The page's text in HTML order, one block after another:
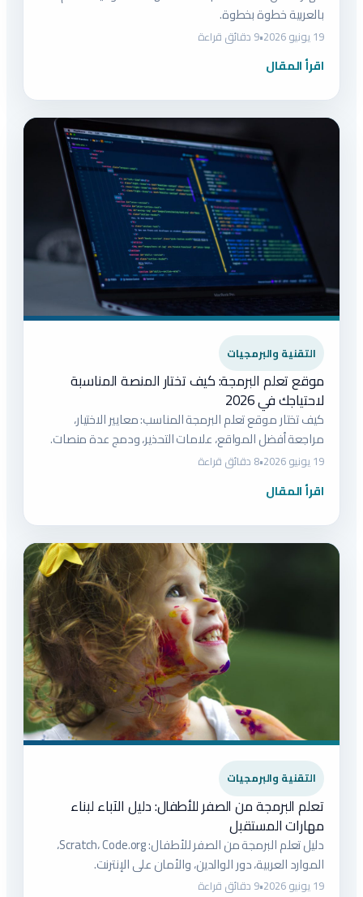
بالعربية خطوة بخطوة.
19 يونيو 2026 •9 دقائق قراءة
اقرأ المقال
التقنية والبرمجيات
موقع تعلم البرمجة: كيف تختار المنصة المناسبة
لاحتياجك في 2026
كيف تختار موقع تعلم البرمجة المناسب: معايير الاختيار،
مراجعة أفضل المواقع، علامات التحذير، ودمج عدة منصات.
19 يونيو 2026 •8 دقائق قراءة
اقرأ المقال
التقنية والبرمجيات
تعلم البرمجة من الصفر للأطفال: دليل الآباء لبناء
مهارات المستقبل
دليل تعلم البرمجة من الصفر للأطفال: Scratch، Code.org،
الموارد العربية، دور الوالدين، والأمان على الإنترنت.
19 يونيو 2026 •9 دقائق قراءة